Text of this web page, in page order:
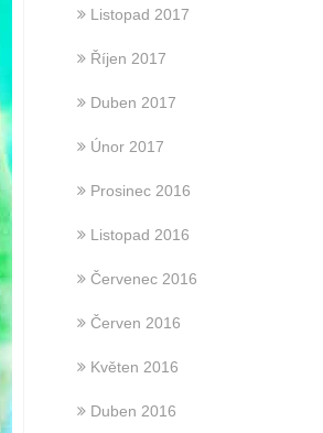
Listopad 2017
Říjen 2017
Duben 2017
Únor 2017
Prosinec 2016
Listopad 2016
Červenec 2016
Červen 2016
Květen 2016
Duben 2016